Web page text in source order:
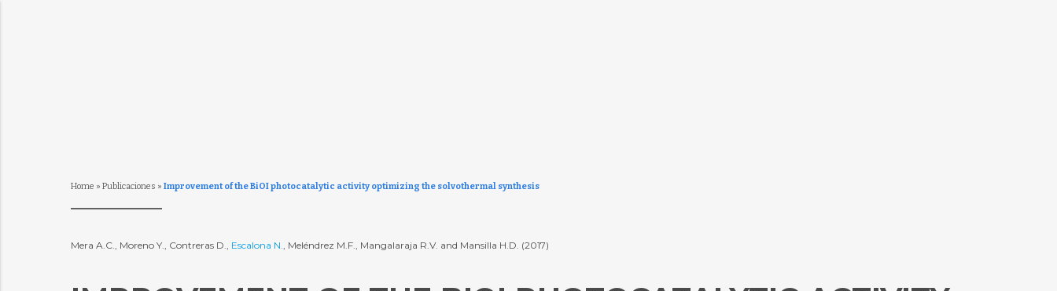
Home » Publicaciones » Improvement of the BiOI photocatalytic activity optimizing the solvothermal synthesis
Mera A.C., Moreno Y., Contreras D., Escalona N., Meléndrez M.F., Mangalaraja R.V. and Mansilla H.D. (2017)